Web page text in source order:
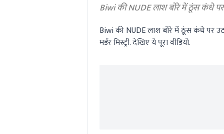
Biwi की NUDE लाश बोरे में ठूंस कंधे पर
Biwi की NUDE लाश बोरे में ठूंस कंधे पर
मर्डर मिस्ट्री. देखिए ये पूरा वीडियो.